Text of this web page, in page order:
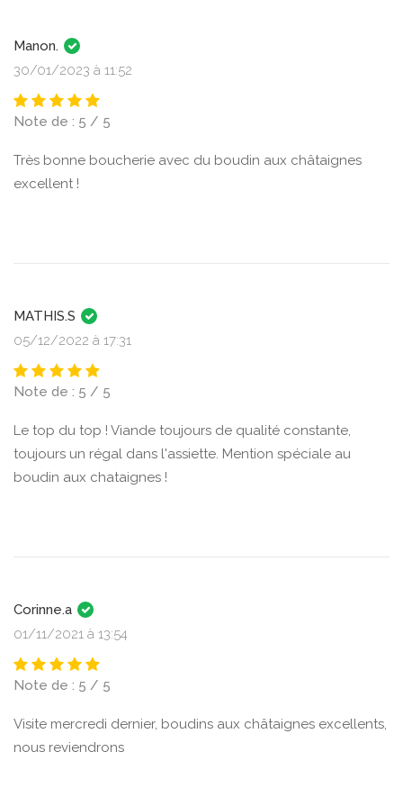
Manon.
30/01/2023 à 11:52
Note de : 5 / 5
Très bonne boucherie avec du boudin aux châtaignes
excellent !
MATHIS.S
05/12/2022 à 17:31
Note de : 5 / 5
Le top du top ! Viande toujours de qualité constante,
toujours un régal dans l'assiette. Mention spéciale au
boudin aux chataignes !
Corinne.a
01/11/2021 à 13:54
Note de : 5 / 5
Visite mercredi dernier, boudins aux châtaignes excellents,
nous reviendrons